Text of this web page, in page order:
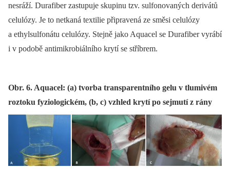
nesráží. Durafiber zastupuje skupinu tzv. sulfonovaných derivátů
celulózy. Je to netkaná textilie připravená ze směsi celulózy
a ethylsulfonátu celulózy. Stejně jako Aquacel se Durafiber vyrábí
i v podobě antimikrobiálního krytí se stříbrem.
Obr. 6. Aquacel: (a) tvorba transparentního gelu v tlumivém
roztoku fyziologickém, (b, c) vzhled krytí po sejmutí z rány